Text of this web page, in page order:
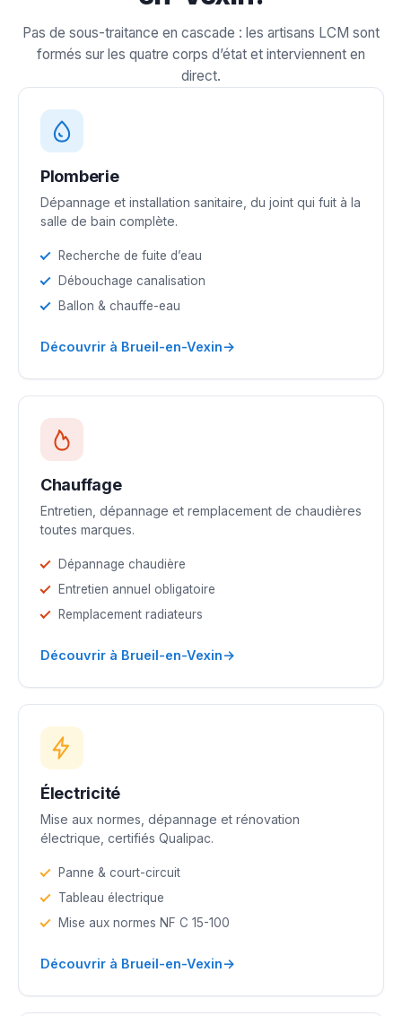
Pas de sous-traitance en cascade : les artisans LCM sont
formés sur les quatre corps d’état et interviennent en
direct.
Plomberie
Dépannage et installation sanitaire, du joint qui fuit à la
salle de bain complète.
Recherche de fuite d’eau
Débouchage canalisation
Ballon & chauffe-eau
Découvrir à Brueil-en-Vexin→
Chauffage
Entretien, dépannage et remplacement de chaudières
toutes marques.
Dépannage chaudière
Entretien annuel obligatoire
Remplacement radiateurs
Découvrir à Brueil-en-Vexin→
Électricité
Mise aux normes, dépannage et rénovation
électrique, certifiés Qualipac.
Panne & court-circuit
Tableau électrique
Mise aux normes NF C 15-100
Découvrir à Brueil-en-Vexin→